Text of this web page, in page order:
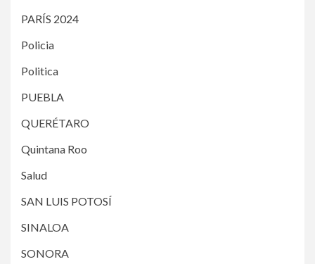
PARÍS 2024
Policia
Politica
PUEBLA
QUERÉTARO
Quintana Roo
Salud
SAN LUIS POTOSÍ
SINALOA
SONORA